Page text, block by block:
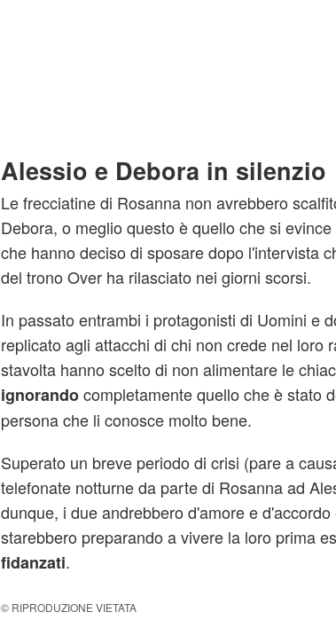
Alessio e Debora in silenzio
Le frecciatine di Rosanna non avrebbero
Debora, o meglio questo è quello che si
che hanno deciso di sposare dopo l'intervista
del trono Over ha rilasciato nei giorni scorsi.
In passato entrambi i protagonisti di Uomini e
replicato agli attacchi di chi non crede nel loro
stavolta hanno scelto di non alimentare le
ignorandocompletamente quello che è stato
persona che li conosce molto bene.
Superato un breve periodo di crisi (pare a
telefonate notturne da parte di Rosanna ad
dunque, i due andrebbero d'amore e d'accordo
starebbero preparando a vivere la loro prima
fidanzati.
© RIPRODUZIONE VIETATA